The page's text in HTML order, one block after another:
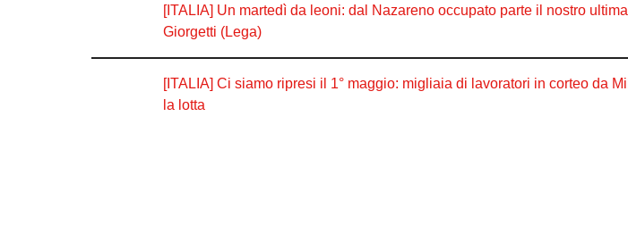
[ITALIA] Un martedì da leoni: dal Nazareno occupato parte il nostro
Giorgetti (Lega)
[ITALIA] Ci siamo ripresi il 1° maggio: migliaia di lavoratori in corteo da
la lotta